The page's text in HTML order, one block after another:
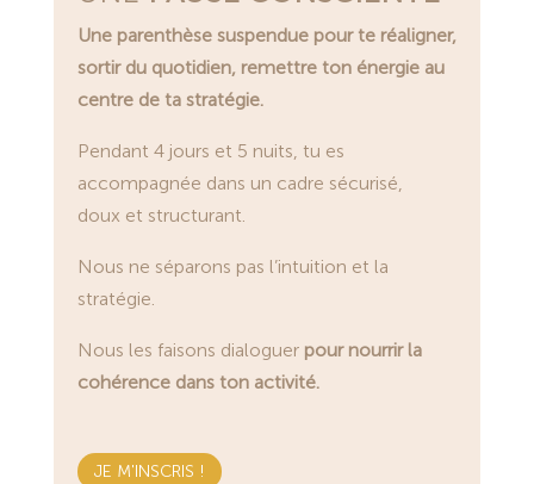
Une parenthèse suspendue pour te réaligner,
sortir du quotidien, remettre ton énergie au
centre de ta stratégie.
Pendant 4 jours et 5 nuits, tu es
accompagnée dans un cadre sécurisé,
doux et structurant.
Nous ne séparons pas l’intuition et la
stratégie.
Nous les faisons dialoguer pour nourrir la
cohérence dans ton activité.
JE M'INSCRIS !